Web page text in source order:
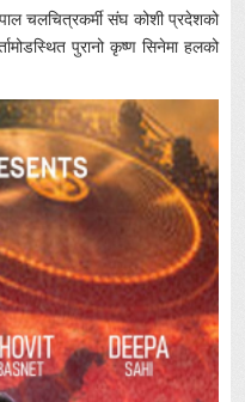
चलचित्रकर्मी संघ कोशी प्रदेशको
पुरानो कृष्ण सिनेमा हलको